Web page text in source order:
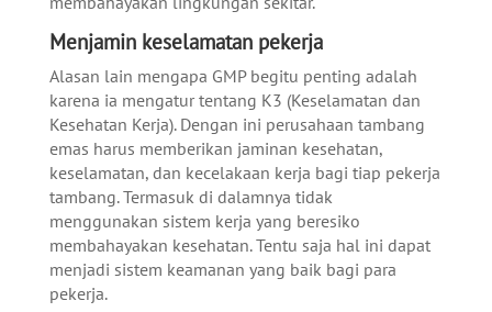
Menjamin keselamatan pekerja
Alasan lain mengapa GMP begitu penting adalah
karena ia mengatur tentang K3 (Keselamatan dan
Kesehatan Kerja). Dengan ini perusahaan tambang
emas harus memberikan jaminan kesehatan,
keselamatan, dan kecelakaan kerja bagi tiap pekerja
tambang. Termasuk di dalamnya tidak
menggunakan sistem kerja yang beresiko
membahayakan kesehatan. Tentu saja hal ini dapat
menjadi sistem keamanan yang baik bagi para
pekerja.